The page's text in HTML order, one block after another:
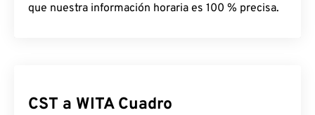
que nuestra información horaria es 100 % precisa.
CST a WITA Cuadro